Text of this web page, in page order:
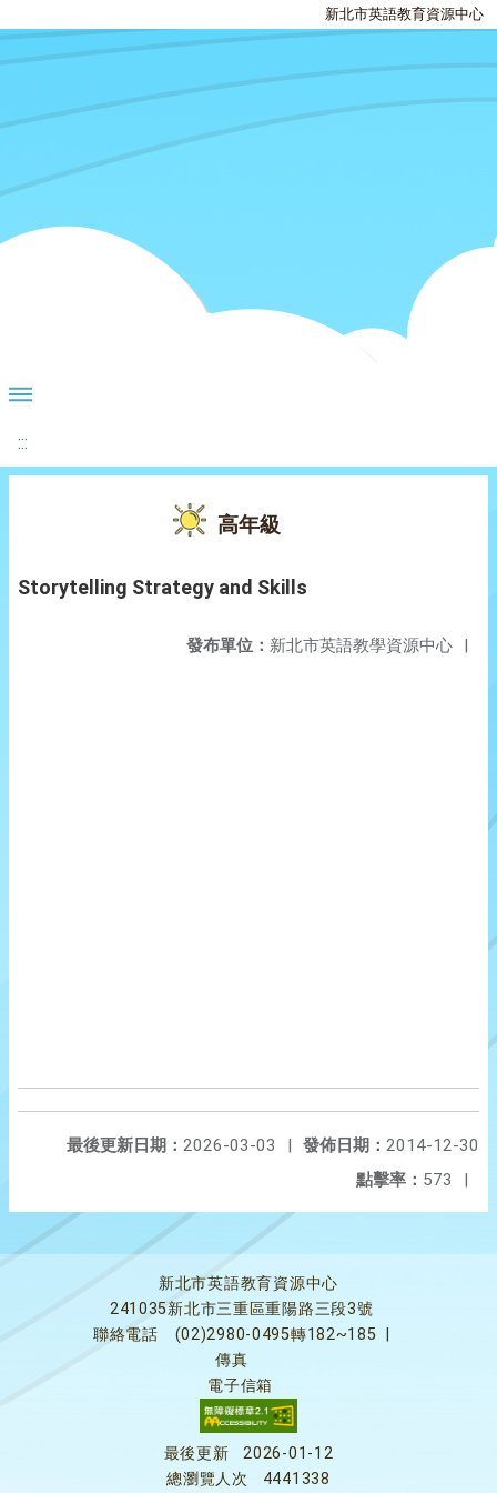
新北市英語教育資源中心
:::
高年級
Storytelling Strategy and Skills
發布單位： 新北市英語教學資源中心 |
發佈日期： 2014-12-30
最後更新日期： 2026-03-03
|
點擊率： 573 |
新北市英語教育資源中心
241035新北市三重區重陽路三段3號
聯絡電話
(02)2980-0495轉182~185
傳真
電子信箱
最後更新
2026-01-12
總瀏覽人次
4441338